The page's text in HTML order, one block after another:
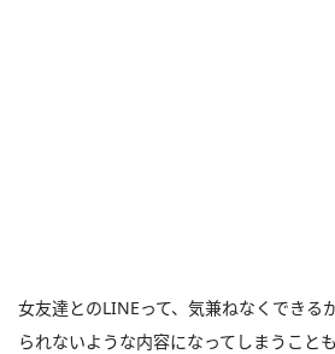
女友達とのLINEって、気兼ねなくできる
られないような内容になってしまうこと